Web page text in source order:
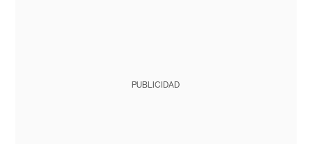
PUBLICIDAD